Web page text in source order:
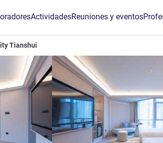
ActividadesReuniones y eventos
Tianshui